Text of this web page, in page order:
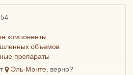
компоненты
объемов
препараты
Эль-Монте , верно?